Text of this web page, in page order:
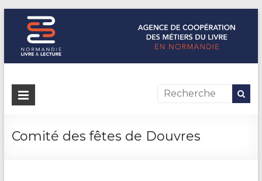
Normandie Livre & Lecture
L'agence de coopération des métiers du livre en Normandie
Comité des fêtes de Douvres